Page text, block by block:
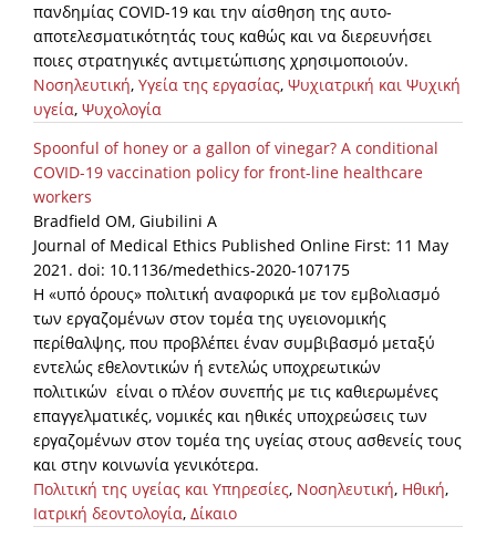
πανδημίας COVID-19 και την αίσθηση της αυτο-
αποτελεσματικότητάς τους καθώς και να διερευνήσει
ποιες στρατηγικές αντιμετώπισης χρησιμοποιούν.
Νοσηλευτική, Υγεία της εργασίας, Ψυχιατρική και Ψυχική
υγεία, Ψυχολογία
Spoonful of honey or a gallon of vinegar? A conditional
COVID-19 vaccination policy for front-line healthcare
workers
Bradfield OM, Giubilini A
Journal of Medical Ethics Published Online First: 11 May
2021. doi: 10.1136/medethics-2020-107175
Η «υπό όρους» πολιτική αναφορικά με τον εμβολιασμό
των εργαζομένων στον τομέα της υγειονομικής
περίθαλψης, που προβλέπει έναν συμβιβασμό μεταξύ
εντελώς εθελοντικών ή εντελώς υποχρεωτικών
πολιτικών είναι ο πλέον συνεπής με τις καθιερωμένες
επαγγελματικές, νομικές και ηθικές υποχρεώσεις των
εργαζομένων στον τομέα της υγείας στους ασθενείς τους
και στην κοινωνία γενικότερα.
Πολιτική της υγείας και Υπηρεσίες, Νοσηλευτική, Ηθική,
Ιατρική δεοντολογία, Δίκαιο